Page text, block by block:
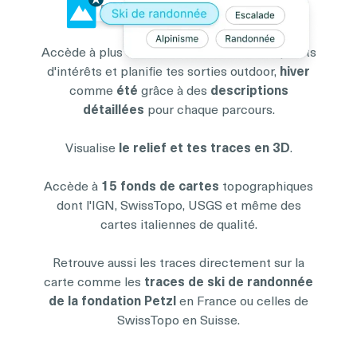
Accède à plus de 100 000 itinéraireset points
d'intérêts et planifie tes sorties outdoor, hiver
comme été grâce à des descriptions
détaillées pour chaque parcours.
Visualisele relief et tes traces en 3D.
Accède à 15 fonds de cartes topographiques
dont l'IGN, SwissTopo, USGS et même des
cartes italiennes de qualité.
Retrouve aussi les traces directement sur la
carte comme les traces de ski de randonnée
de la fondation Petzlen France ou celles de
SwissTopo en Suisse.